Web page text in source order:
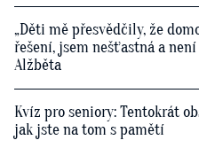
„Děti mě přesvědčily, že
řešení, jsem nešťastná a
Alžběta
Kvíz pro seniory: Tentokrát
jak jste na tom s pamětí